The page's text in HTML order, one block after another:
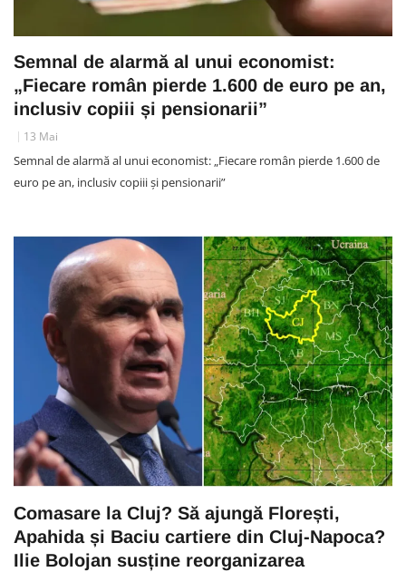
Semnal de alarmă al unui economist:
„Fiecare român pierde 1.600 de euro pe an,
inclusiv copiii și pensionarii”
13 Mai
Semnal de alarmă al unui economist: „Fiecare român pierde 1.600 de
euro pe an, inclusiv copiii și pensionarii”
Comasare la Cluj? Să ajungă Florești,
Apahida și Baciu cartiere din Cluj-Napoca?
Ilie Bolojan susține reorganizarea